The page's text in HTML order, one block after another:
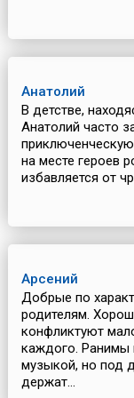
Анатолий
В детстве,
Анатолий часто
приключенческую
на месте героев
избавляется от
Арсений
Добрые по
родителям.
конфликтуют
каждого. Ранимы
музыкой, но под
держат...